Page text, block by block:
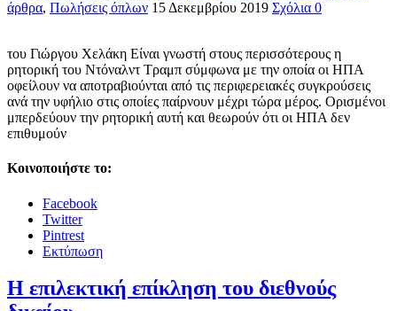
άρθρα, Πωλήσεις όπλων 15 Δεκεμβρίου 2019 Σχόλια 0
του Γιώργου Χελάκη Είναι γνωστή στους περισσότερους η
ρητορική του Ντόναλντ Τραμπ σύμφωνα με την οποία οι ΗΠΑ
οφείλουν να αποτραβιούνται από τις περιφερειακές συγκρούσεις
ανά την υφήλιο στις οποίες παίρνουν μέχρι τώρα μέρος. Ορισμένοι
μπερδεύουν την ρητορική αυτή και θεωρούν ότι οι ΗΠΑ δεν
επιθυμούν
Κοινοποιήστε το:
Facebook
Twitter
Pintrest
Εκτύπωση
Η επιλεκτική επίκληση του διεθνούς